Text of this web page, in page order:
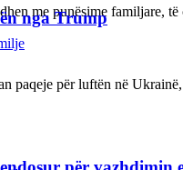
me punësime familjare,
nga Trump
paqeje për luftën në